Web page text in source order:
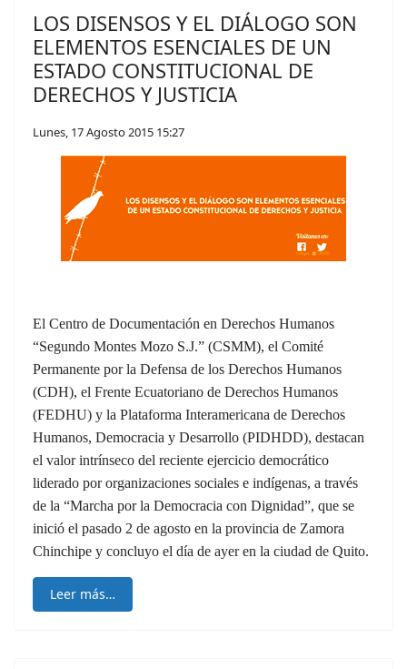
LOS DISENSOS Y EL DIÁLOGO SON
ELEMENTOS ESENCIALES DE UN
ESTADO CONSTITUCIONAL DE
DERECHOS Y JUSTICIA
Lunes, 17 Agosto 2015 15:27
El Centro de Documentación en Derechos Humanos
“Segundo Montes Mozo S.J.” (CSMM), el Comité
Permanente por la Defensa de los Derechos Humanos
(CDH), el Frente Ecuatoriano de Derechos Humanos
(FEDHU) y la Plataforma Interamericana de Derechos
Humanos, Democracia y Desarrollo (PIDHDD), destacan
el valor intrínseco del reciente ejercicio democrático
liderado por organizaciones sociales e indígenas, a través
de la “Marcha por la Democracia con Dignidad”, que se
inició el pasado 2 de agosto en la provincia de Zamora
Chinchipe y concluyo el día de ayer en la ciudad de Quito.
Leer más…